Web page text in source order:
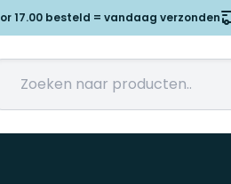
17.00 besteld = vandaag verzonden